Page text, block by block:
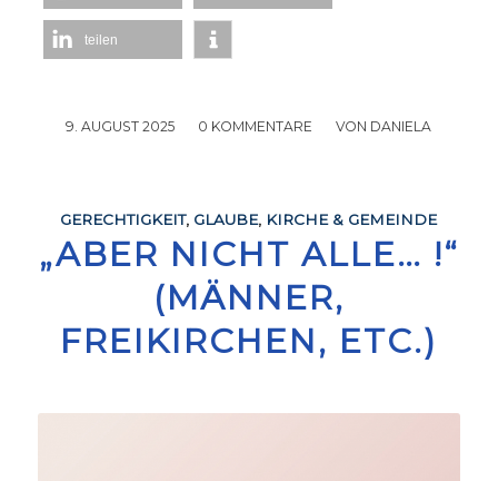
teilen
9. AUGUST 2025
/ 0 KOMMENTARE
/ VON DANIELA
GERECHTIGKEIT, GLAUBE, KIRCHE & GEMEINDE
„ABER NICHT ALLE… !“
(MÄNNER,
FREIKIRCHEN, ETC.)